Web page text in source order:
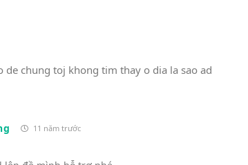
de chung toj khong tim thay o dia la sao ad
11 năm trước